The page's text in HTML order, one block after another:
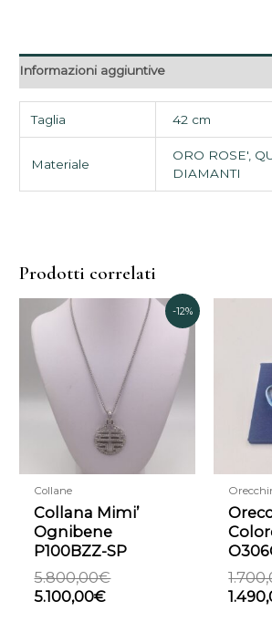
Informazioni aggiuntive
Taglia 42 cm
Materiale
ORO ROSE',
DIAMANTI
Prodotti correlati
-12%
Collane
Collana Mimi’
Ognibene
P100BZZ-SP
5.800,00€
prezzo
originale
era:
5.800,00€.
5.100,00€
prezzo
attuale
5.100,00€.